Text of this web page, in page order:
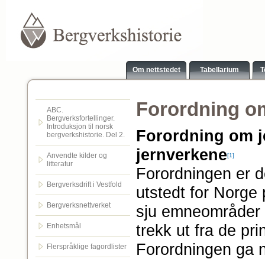
Om nettstedet Tabellarium
ABC.
Bergverksfortellinger.
Introduksjon til norsk
bergverkshistorie. Del 2.
Anvendte kilder og
litteratur
Bergverksdrift i Vestfold
Bergverksnettverket
Enhetsmål
Flerspråklige fagordlister
Forordning
Forordning om
jernverkene[1]
Forordningen er
utstedt for Norge
sju
trekk ut fra de
Forordningen ga